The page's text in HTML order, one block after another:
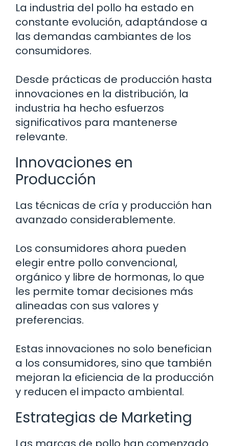
La industria del pollo ha estado en
constante evolución, adaptándose a
las demandas cambiantes de los
consumidores.
Desde prácticas de producción hasta
innovaciones en la distribución, la
industria ha hecho esfuerzos
significativos para mantenerse
relevante.
Innovaciones en
Producción
Las técnicas de cría y producción han
avanzado considerablemente.
Los consumidores ahora pueden
elegir entre pollo convencional,
orgánico y libre de hormonas, lo que
les permite tomar decisiones más
alineadas con sus valores y
preferencias.
Estas innovaciones no solo benefician
a los consumidores, sino que también
mejoran la eficiencia de la producción
y reducen el impacto ambiental.
Estrategias de Marketing